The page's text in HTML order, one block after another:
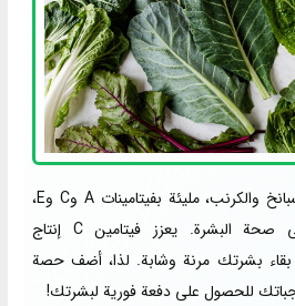
الخضراوات الورقية، مثل السبانخ والكرنب، مليئة بفيتامينات A وC وE،
وكلها ضرورية للحفاظ على صحة البشرة. يعزز فيتامين C إنتاج
بقاء بشرتك مرنة وشابة. لذا، أضف حصة
للحصول على دفعة فورية لبشرتك!